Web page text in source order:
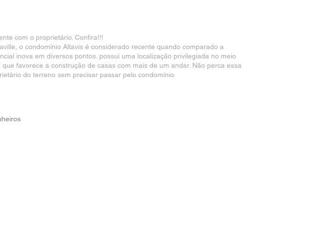
com o proprietário. Confira!!!
o condomínio Altavis é considerado recente quando comparado a
inova em diversos pontos. possui uma localização privilegiada no meio
favorece a construção de casas com mais de um andar. Não perca essa
do terreno sem precisar passar pelo condomínio.